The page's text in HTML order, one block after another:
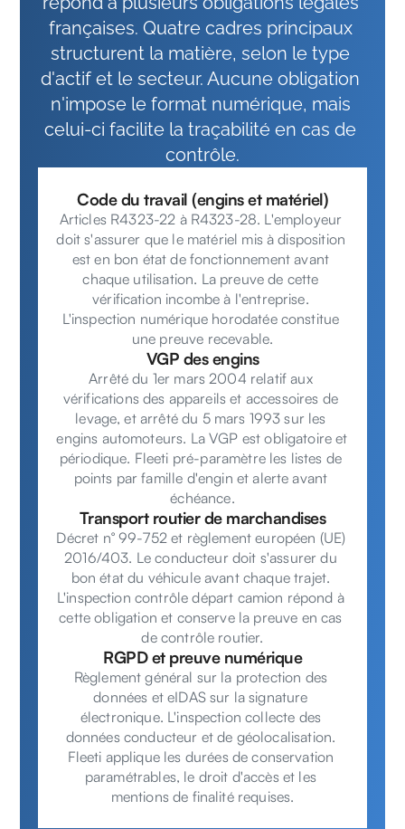
françaises. Quatre cadres principaux
structurent la matière, selon le type
d'actif et le secteur. Aucune obligation
n'impose le format numérique, mais
celui-ci facilite la traçabilité en cas de
contrôle.
Code du travail (engins et matériel)
Articles R4323-22 à R4323-28. L'employeur
doit s'assurer que le matériel mis à disposition
est en bon état de fonctionnement avant
chaque utilisation. La preuve de cette
vérification incombe à l'entreprise.
L'inspection numérique horodatée constitue
une preuve recevable.
VGP des engins
Arrêté du 1er mars 2004 relatif aux
vérifications des appareils et accessoires de
levage, et arrêté du 5 mars 1993 sur les
engins automoteurs. La VGP est obligatoire et
périodique. Fleeti pré-paramètre les listes de
points par famille d'engin et alerte avant
échéance.
Transport routier de marchandises
Décret n° 99-752 et règlement européen (UE)
2016/403. Le conducteur doit s'assurer du
bon état du véhicule avant chaque trajet.
L'inspection contrôle départ camion répond à
cette obligation et conserve la preuve en cas
de contrôle routier.
RGPD et preuve numérique
Règlement général sur la protection des
données et eIDAS sur la signature
électronique. L'inspection collecte des
données conducteur et de géolocalisation.
Fleeti applique les durées de conservation
paramétrables, le droit d'accès et les
mentions de finalité requises.